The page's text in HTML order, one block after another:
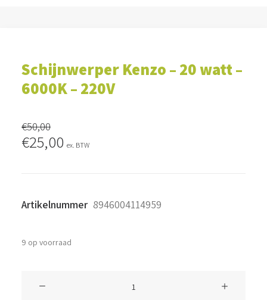
Schijnwerper Kenzo – 20 watt –
6000K – 220V
€50,00
Oorspronkelijke
€50,00.
€25,00Huidige
€25,00.
ex. BTW
Artikelnummer 8946004114959
9 op voorraad